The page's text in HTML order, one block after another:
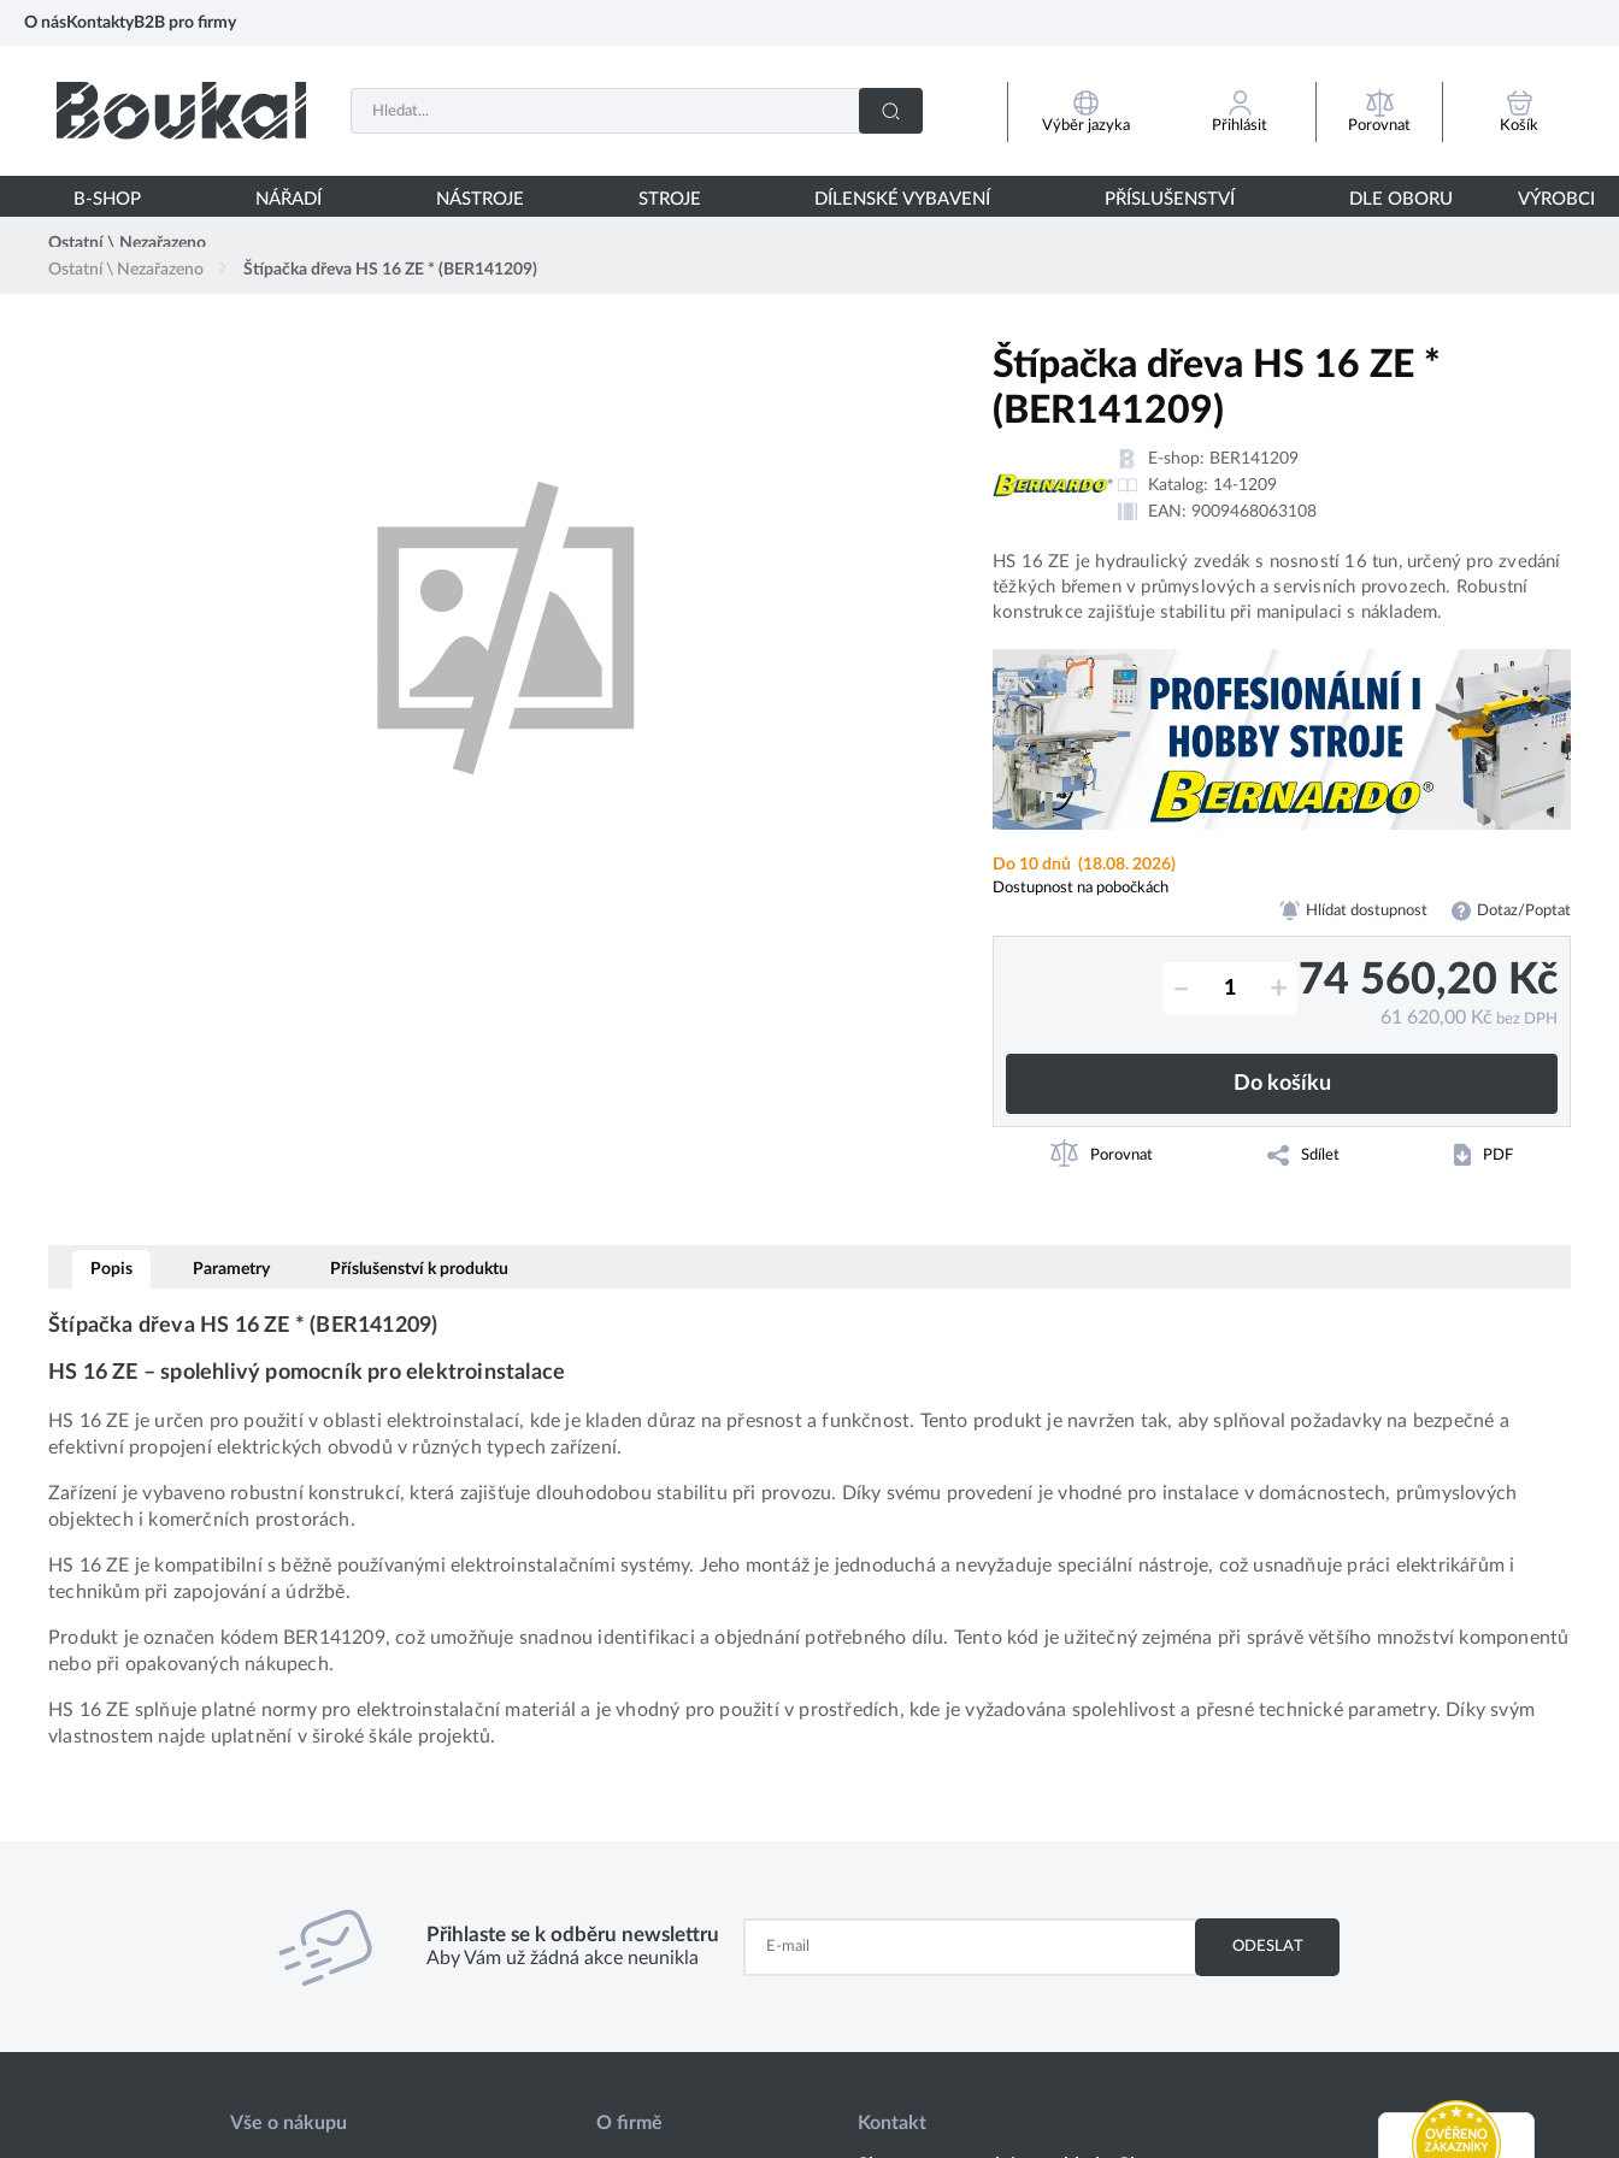
O nás Kontakty B2B pro firmy
Výběr jazyka Přihlásit Porovnat Košík
B-SHOP NÁŘADÍ NÁSTROJE STROJE DÍLENSKÉ VYBAVENÍ PŘÍSLUŠENSTVÍ DLE OBORU VÝROBCI
Ostatní \ Nezařazeno
Ostatní \ Nezařazeno
Štípačka dřeva HS 16 ZE * (BER141209)
Štípačka dřeva HS 16 ZE *
(BER141209)
E-shop: BER141209
Katalog: 14-1209
EAN: 9009468063108
HS 16 ZE je hydraulický zvedák s nosností 16 tun, určený pro zvedání
těžkých břemen v průmyslových a servisních provozech. Robustní
konstrukce zajišťuje stabilitu při manipulaci s nákladem.
Do 10 dnů (18.08. 2026)
Dostupnost na pobočkách
Hlídat dostupnost Dotaz/Poptat
– + 74 560,20 Kč
61 620,00 Kč bez DPH
Do košíku
Porovnat Sdílet PDF
Popis Parametry Příslušenství k produktu
Štípačka dřeva HS 16 ZE * (BER141209)
HS 16 ZE – spolehlivý pomocník pro elektroinstalace
HS 16 ZE je určen pro použití v oblasti elektroinstalací, kde je kladen důraz na přesnost a funkčnost. Tento produkt je navržen tak, aby splňoval požadavky na bezpečné a
efektivní propojení elektrických obvodů v různých typech zařízení.
Zařízení je vybaveno robustní konstrukcí, která zajišťuje dlouhodobou stabilitu při provozu. Díky svému provedení je vhodné pro instalace v domácnostech, průmyslových
objektech i komerčních prostorách.
HS 16 ZE je kompatibilní s běžně používanými elektroinstalačními systémy. Jeho montáž je jednoduchá a nevyžaduje speciální nástroje, což usnadňuje práci elektrikářům i
technikům při zapojování a údržbě.
Produkt je označen kódem BER141209, což umožňuje snadnou identifikaci a objednání potřebného dílu. Tento kód je užitečný zejména při správě většího množství komponentů
nebo při opakovaných nákupech.
HS 16 ZE splňuje platné normy pro elektroinstalační materiál a je vhodný pro použití v prostředích, kde je vyžadována spolehlivost a přesné technické parametry. Díky svým
vlastnostem najde uplatnění v široké škále projektů.
Přihlaste se k odběru newslettru
Aby Vám už žádná akce neunikla
ODESLAT
Vše o nákupu O firmě Kontakt